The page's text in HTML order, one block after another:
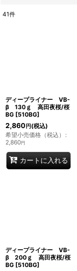
41件
ディープライナー VB-
β 130ｇ 高田夜桜/桜
BG [510BG]
2,860 円 (税込)
希望小売価格（税込） :
2,860円
カートに入れる
ディープライナー VB-
β 200ｇ 高田夜桜/桜
BG [510BG]